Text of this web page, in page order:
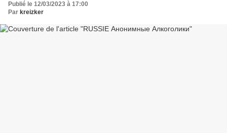
Publié le 12/03/2023 à 17:00
Par kreizker